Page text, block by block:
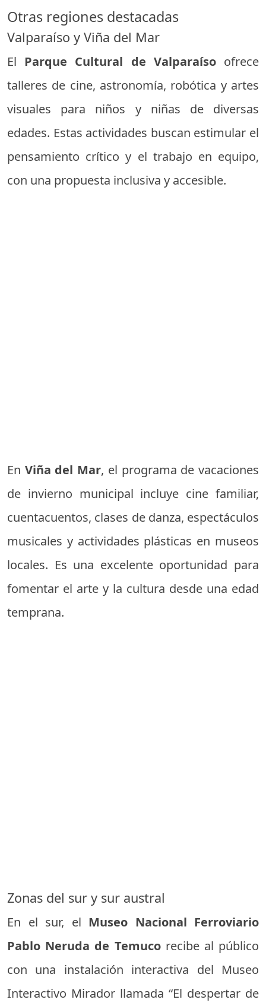
Otras regiones destacadas
Valparaíso y Viña del Mar
El Parque Cultural de Valparaísoofrece
talleres de cine, astronomía, robótica y artes
visuales para niños y niñas de diversas
edades. Estas actividades buscan estimular el
pensamiento crítico y el trabajo en equipo,
con una propuesta inclusiva y accesible.
En Viña del Mar, el programa de vacaciones
de invierno municipal incluye cine familiar,
cuentacuentos, clases de danza, espectáculos
musicales y actividades plásticas en museos
locales. Es una excelente oportunidad para
fomentar el arte y la cultura desde una edad
temprana.
Zonas del sur y sur austral
En el sur, el Museo Nacional Ferroviario
Pablo Neruda de Temucorecibe al público
con una instalación interactiva del Museo
Interactivo Mirador llamada “El despertar de